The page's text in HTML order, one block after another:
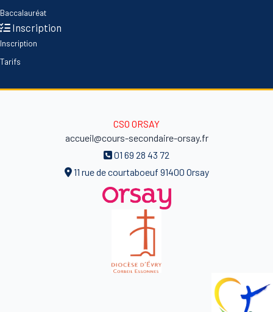
Baccalauréat
Inscription
Inscription
Tarifs
CSO ORSAY
accueil@cours-secondaire-orsay.fr
01 69 28 43 72
11 rue de courtaboeuf 91400 Orsay